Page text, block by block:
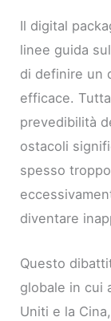
Il digital
linee guida
di definire un
efficace.
prevedibilità
ostacoli
spesso
diventare
Questo
globale in cui
Uniti e la